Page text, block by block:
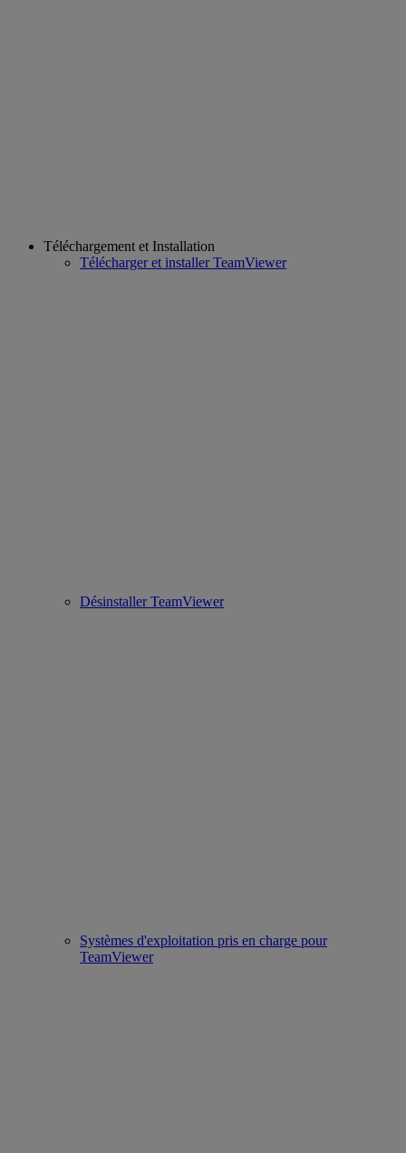
Téléchargement et Installation
Télécharger et installer TeamViewer
Désinstaller TeamViewer
Systèmes d'exploitation pris en charge pour
TeamViewer